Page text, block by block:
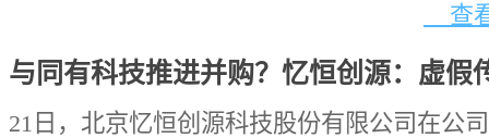
查
与同有科技推进并购？忆恒创源：虚假
21日，北京忆恒创源科技股份有限公司在公